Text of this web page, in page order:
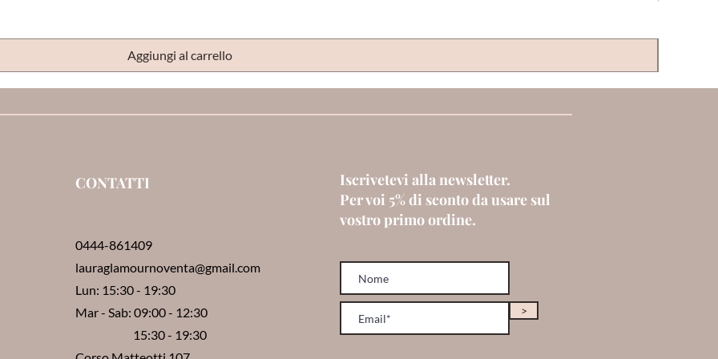
Aggiungi al carrello
CONTATTI
0444-861409
lauraglamournoventa@gmail.com
Lun: 15:30 - 19:30
Mar - Sab: 09:00 - 12:30
15:30 - 19:30
Iscrivetevi alla newsletter.
Per voi 5% di sconto da usare sul
vostro primo ordine.
>